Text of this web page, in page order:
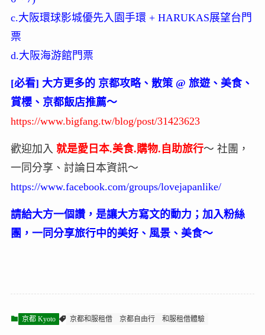
c.大阪環球影城優先入園手環 + HARUKAS展望台門
票
d.大阪海游館門票
[必看] 大方更多的 京都攻略、散策 @ 旅遊、美食、
賞櫻、京都飯店推薦～
https://www.bigfang.tw/blog/post/31423623
歡迎加入 就是愛日本.美食.購物.自助旅行～ 社團，
一同分享、討論日本資訊～
https://www.facebook.com/groups/lovejapanlike/
請給大方一個讚，是讓大方寫文的動力；加入粉絲
團，一同分享旅行中的美好、風景、美食～
京都 Kyoto 京都和服租借 京都自由行 和服租借體驗